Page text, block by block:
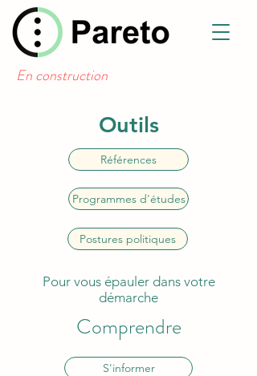
En construction
Outils
Références
Programmes d'études
Postures politiques
Pour vous épauler dans votre
démarche
Comprendre
S'informer